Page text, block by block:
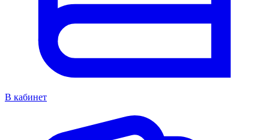
В кабинет